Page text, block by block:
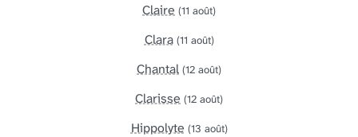
Claire (11 août)
Clara (11 août)
Chantal (12 août)
Clarisse (12 août)
Hippolyte (13 août)